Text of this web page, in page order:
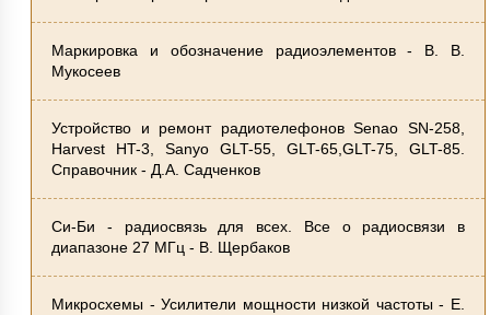
Маркировка и обозначение радиоэлементов - В. В.
Мукосеев
Устройство и ремонт радиотелефонов Senao SN-258,
Harvest HT-3, Sanyo GLT-55, GLT-65,GLT-75, GLT-85.
Справочник - Д.А. Садченков
Си-Би - радиосвязь для всех. Все о радиосвязи в
диапазоне 27 МГц - В. Щербаков
Микросхемы - Усилители мощности низкой частоты - Е.